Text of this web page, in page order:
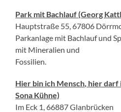
Park mit Bachlauf (Georg
Hauptstraße 55, 67806
Parkanlage mit Bachlauf und
mit Mineralien und
Fossilien.
Hier bin ich Mensch, hier darf
Sona Kühne)
Im Eck 1, 66887 Glanbrücken